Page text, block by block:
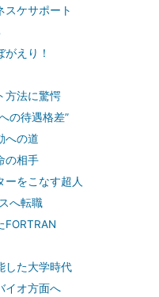
スケサポート
えり！
方法に驚愕
の待遇格差”
への道
の相手
ーをこなす超人
へ転職
した大学時代
イオ方面へ